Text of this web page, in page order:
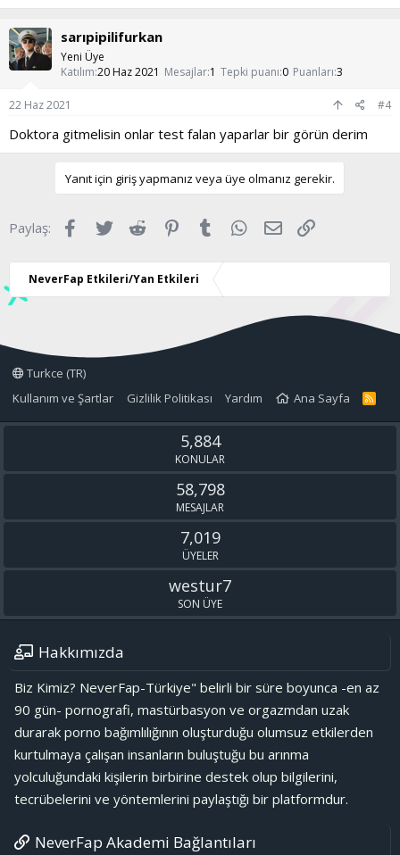
sarıpipilifurkan
Yeni Üye
Katılım 20 Haz 2021 Mesajlar 1 Tepki puanı 0 Puanları 3
22 Haz 2021 #4
Doktora gitmelisin onlar test falan yaparlar bir görün derim
Yanıt için giriş yapmanız veya üye olmanız gerekir.
Paylaş: Facebook
Twitter Reddit Pinterest
Tumblr WhatsApp
E-posta
NeverFap Etkileri/Yan Etkileri
Turkce (TR)
Kullanım ve Şartlar
Gizlilik Politikası Yardım Ana Sayfa
R
S
5,884
KONULAR
58,798
MESAJLAR
7,019
ÜYELER
westur7
SON ÜYE
Hakkımızda
Biz Kimiz? NeverFap-Türkiye" belirli bir süre boyunca -en az
90 gün- pornografi, mastürbasyon ve orgazmdan uzak
durarak porno bağımlılığının oluşturduğu olumsuz etkilerden
kurtulmaya çalışan insanların buluştuğu bu arınma
yolculuğundaki kişilerin birbirine destek olup bilgilerini,
tecrübelerini ve yöntemlerini paylaştığı bir platformdur.
NeverFap Akademi Bağlantıları